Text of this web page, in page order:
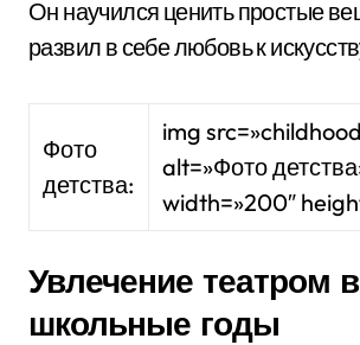
Он научился ценить простые
развил в себе любовь к
Фото
детства:
img
alt=»Фото
width=»200″
Увлечение театром в
школьные годы